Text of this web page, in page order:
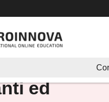
on line
ed